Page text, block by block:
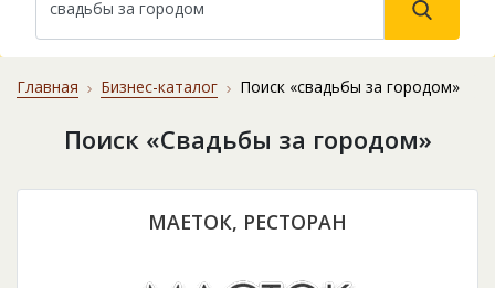
Главная Бизнес-каталог Поиск «свадьбы за городом»
Поиск «Свадьбы за городом»
МАЕТОК, РЕСТОРАН